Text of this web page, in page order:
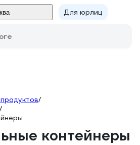
Для юрлиц
/
/
контейнеры